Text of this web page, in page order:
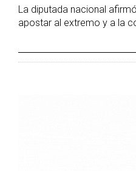
La diputada nacional
apostar al extremo y a la